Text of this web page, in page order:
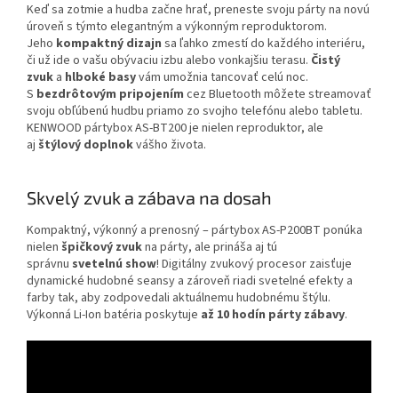
Keď sa zotmie a hudba začne hrať, preneste svoju párty na novú
úroveň s týmto elegantným a výkonným reproduktorom.
Jeho kompaktný dizajn sa ľahko zmestí do každého interiéru,
či už ide o vašu obývaciu izbu alebo vonkajšiu terasu. Čistý
zvuk a hlboké basyvám umožnia tancovať celú noc.
S bezdrôtovým pripojením cez Bluetooth môžete streamovať
svoju obľúbenú hudbu priamo zo svojho telefónu alebo tabletu.
KENWOOD pártybox AS-BT200 je nielen reproduktor, ale
aj štýlový doplnokvášho života.
Skvelý zvuk a zábava na dosah
Kompaktný, výkonný a prenosný – pártybox AS-P200BT ponúka
nielen špičkový zvukna párty, ale prináša aj tú
správnu svetelnú show! Digitálny zvukový procesor zaisťuje
dynamické hudobné seansy a zároveň riadi svetelné efekty a
farby tak, aby zodpovedali aktuálnemu hudobnému štýlu.
Výkonná Li-Ion batéria poskytuje až 10 hodín párty zábavy.